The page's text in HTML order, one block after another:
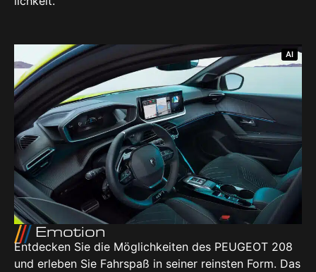
AI
Emo­ti­on
Ent­de­cken Sie die Mög­lich­kei­ten des PEU­GEOT 208
und erle­ben Sie Fahr­spaß in sei­ner reins­ten Form. Das